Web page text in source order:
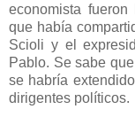
economista
que había
Scioli y el
Pablo. Se sabe
se habría
dirigentes políticos.